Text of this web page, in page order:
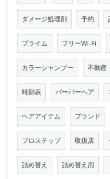
ダメージ処理剤 予約
プライム フリーWi-Fi
カラーシャンプー 不動産
時刻表 バーバーヘア
ヘアアイテム ブランド
プロステップ 取扱店
詰め替え 詰め替え用